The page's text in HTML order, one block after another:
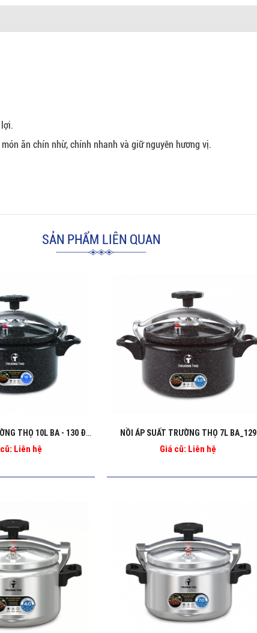
ăn chín nhừ, chính nhanh và giữ nguyên hương vị.
SẢN PHẨM LIÊN QUAN
Liên hệ
NỒI ÁP SUẤT TRƯỜNG THỌ 7L BA_129
Giá cũ: Liên hệ